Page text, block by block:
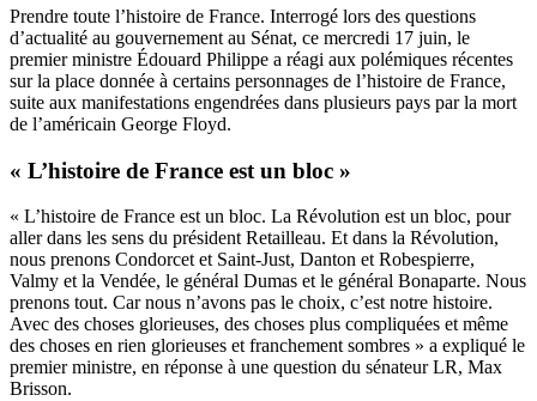
Prendre toute l’histoire de France. Interrogé lors des questions
d’actualité au gouvernement au Sénat, ce mercredi 17 juin, le
premier ministre Édouard Philippe a réagi aux polémiques récentes
sur la place donnée à certains personnages de l’histoire de France,
suite aux manifestations engendrées dans plusieurs pays par la mort
de l’américain George Floyd.
« L’histoire de France est un bloc »
« L’histoire de France est un bloc. La Révolution est un bloc, pour
aller dans les sens du président Retailleau. Et dans la Révolution,
nous prenons Condorcet et Saint-Just, Danton et Robespierre,
Valmy et la Vendée, le général Dumas et le général Bonaparte. Nous
prenons tout. Car nous n’avons pas le choix, c’est notre histoire.
Avec des choses glorieuses, des choses plus compliquées et même
des choses en rien glorieuses et franchement sombres » a expliqué le
premier ministre, en réponse à une question du sénateur LR, Max
Brisson.